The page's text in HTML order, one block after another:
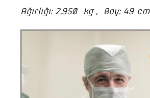
Ağırlığı: 2,950 kg , Boy: 49 cm